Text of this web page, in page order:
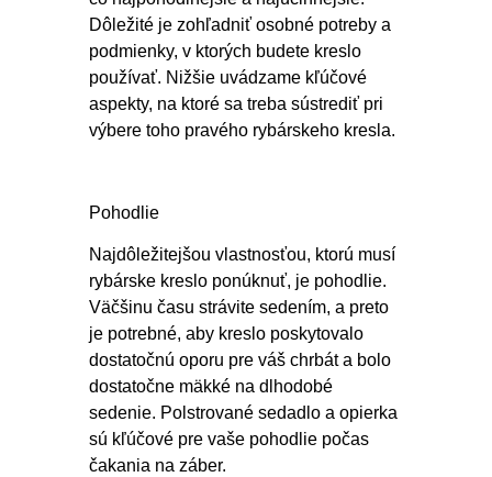
Dôležité je zohľadniť osobné potreby a
podmienky, v ktorých budete kreslo
používať. Nižšie uvádzame kľúčové
aspekty, na ktoré sa treba sústrediť pri
výbere toho pravého rybárskeho kresla.
Pohodlie
Najdôležitejšou vlastnosťou, ktorú musí
rybárske kreslo ponúknuť, je pohodlie.
Väčšinu času strávite sedením, a preto
je potrebné, aby kreslo poskytovalo
dostatočnú oporu pre váš chrbát a bolo
dostatočne mäkké na dlhodobé
sedenie. Polstrované sedadlo a opierka
sú kľúčové pre vaše pohodlie počas
čakania na záber.